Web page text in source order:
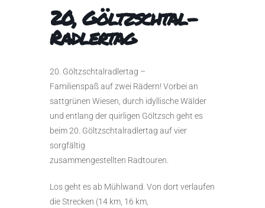
20, Göltzschtal-
Radlertag
20. Göltzschtalradlertag –
Familienspaß auf zwei Rädern! Vorbei an
sattgrünen Wiesen, durch idyllische Wälder
und entlang der quirligen Göltzsch geht es
beim 20. Göltzschtalradlertag auf vier
sorgfältig
zusammengestellten Radtouren.
Los geht es ab Mühlwand. Von dort verlaufen
die Strecken (14 km, 16 km,